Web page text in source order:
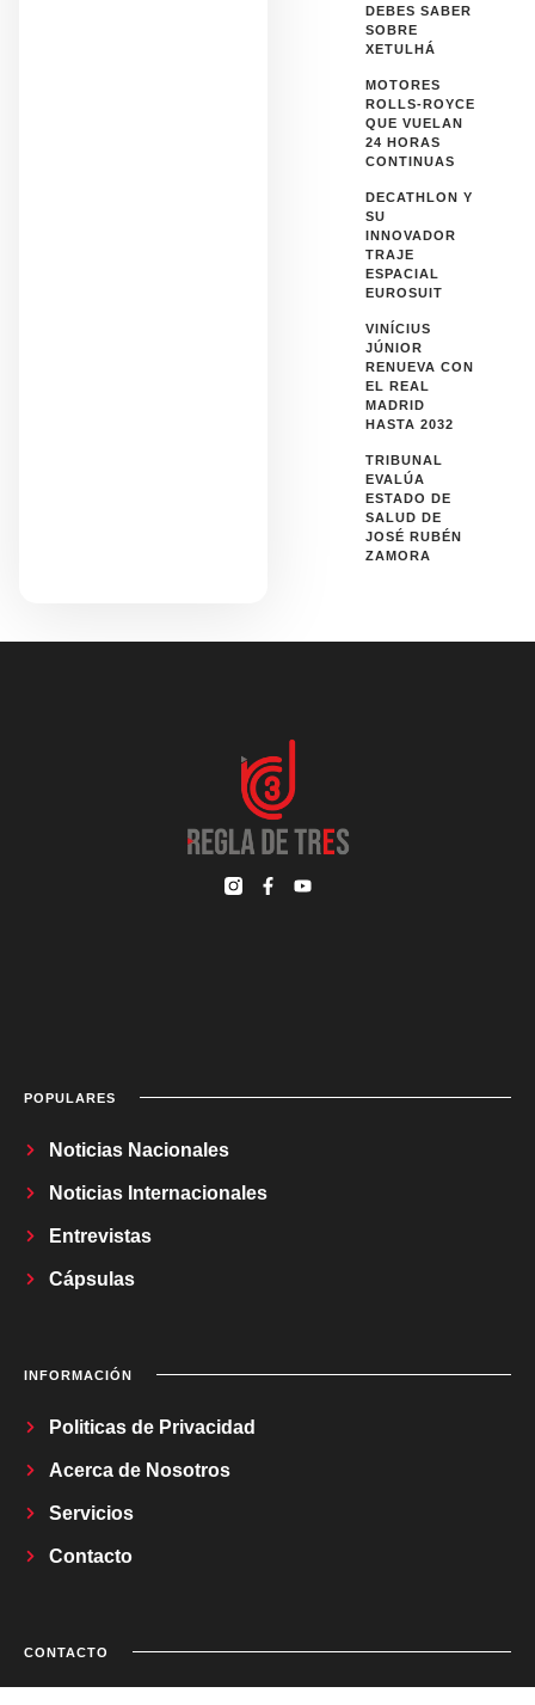
DEBES SABER
SOBRE
XETULHÁ
MOTORES
ROLLS-ROYCE
QUE VUELAN
24 HORAS
CONTINUAS
DECATHLON Y
SU
INNOVADOR
TRAJE
ESPACIAL
EUROSUIT
VINÍCIUS
JÚNIOR
RENUEVA CON
EL REAL
MADRID
HASTA 2032
TRIBUNAL
EVALÚA
ESTADO DE
SALUD DE
JOSÉ RUBÉN
ZAMORA
POPULARES
Noticias Nacionales
Noticias Internacionales
Entrevistas
Cápsulas
INFORMACIÓN
Politicas de Privacidad
Acerca de Nosotros
Servicios
Contacto
CONTACTO